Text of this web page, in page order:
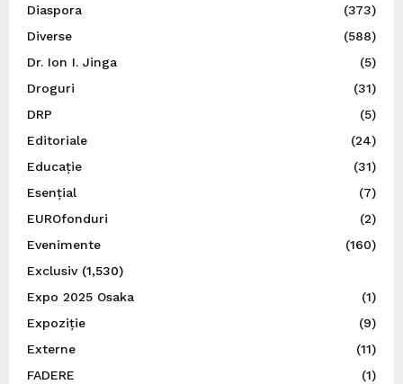
Diaspora
(373)
Diverse
(588)
Dr. Ion I. Jinga
(5)
Droguri
(31)
DRP
(5)
Editoriale
(24)
Educație
(31)
Esențial
(7)
EUROfonduri
(2)
Evenimente
(160)
Exclusiv(1,530)
Expo 2025 Osaka
(1)
Expoziție
(9)
Externe
(11)
FADERE
(1)